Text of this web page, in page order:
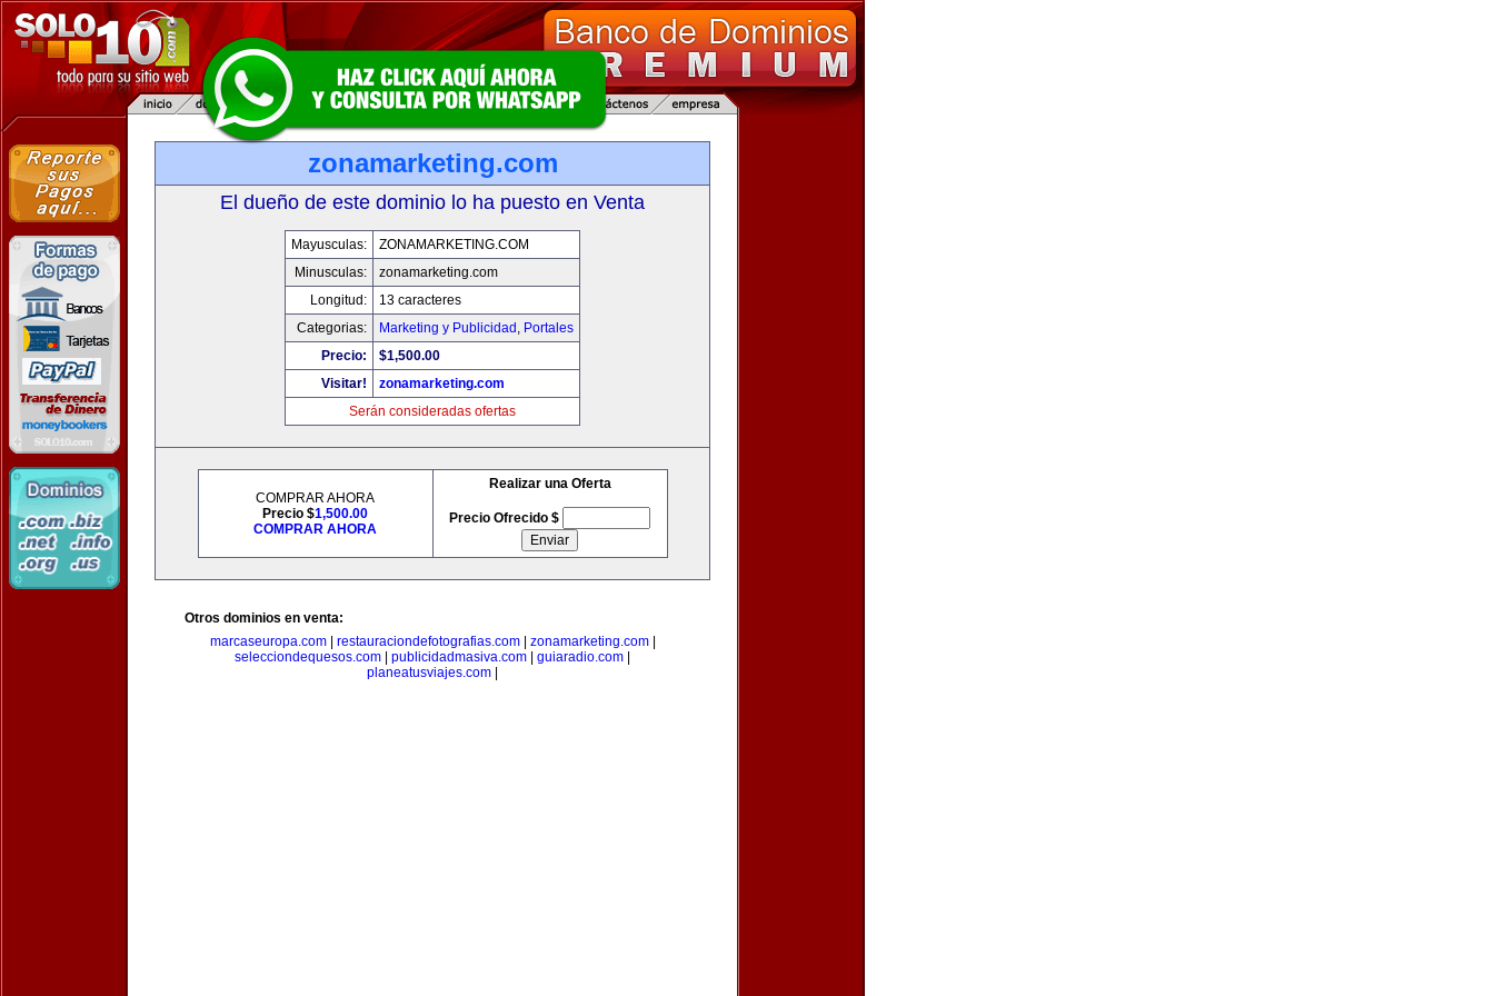
zonamarketing.com
El dueño de este dominio lo ha puesto en Venta
Mayusculas:
ZONAMARKETING.COM
Minusculas:
zonamarketing.com
Longitud:
13 caracteres
Categorias:
Marketing y Publicidad , Portales
Precio:
$1,500.00
Visitar!
zonamarketing.com
Serán consideradas ofertas
COMPRAR AHORA
Precio $1,500.00
COMPRAR AHORA
Realizar una Oferta
Precio Ofrecido $
Otros dominios en venta:
marcaseuropa.com| restauraciondefotografias.com| zonamarketing.com|
selecciondequesos.com
publicidadmasiva.com guiaradio.com
planeatusviajes.com